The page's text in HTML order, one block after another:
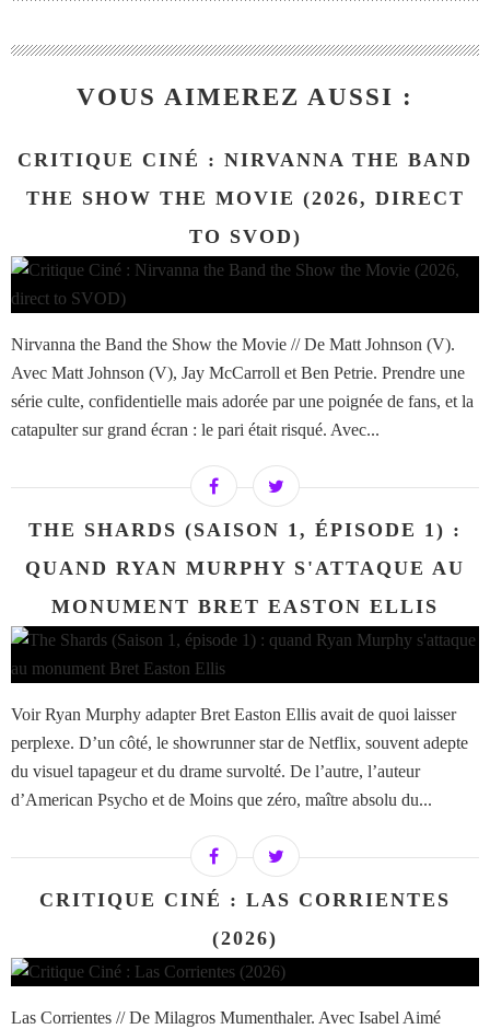
VOUS AIMEREZ AUSSI :
CRITIQUE CINÉ : NIRVANNA THE BAND
THE SHOW THE MOVIE (2026, DIRECT
TO SVOD)
Nirvanna the Band the Show the Movie // De Matt Johnson (V).
Avec Matt Johnson (V), Jay McCarroll et Ben Petrie. Prendre une
série culte, confidentielle mais adorée par une poignée de fans, et la
catapulter sur grand écran : le pari était risqué. Avec...
THE SHARDS (SAISON 1, ÉPISODE 1) :
QUAND RYAN MURPHY S'ATTAQUE AU
MONUMENT BRET EASTON ELLIS
Voir Ryan Murphy adapter Bret Easton Ellis avait de quoi laisser
perplexe. D’un côté, le showrunner star de Netflix, souvent adepte
du visuel tapageur et du drame survolté. De l’autre, l’auteur
d’American Psycho et de Moins que zéro, maître absolu du...
CRITIQUE CINÉ : LAS CORRIENTES
(2026)
Las Corrientes // De Milagros Mumenthaler. Avec Isabel Aimé